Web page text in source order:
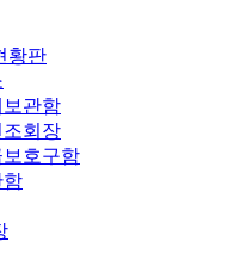
황판
보관함
조회장
보호구함
함